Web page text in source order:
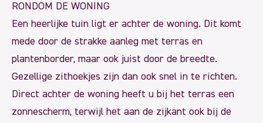
RONDOM DE WONING
Een heerlijke tuin ligt er achter de woning. Dit komt
mede door de strakke aanleg met terras en
plantenborder, maar ook juist door de breedte.
Gezellige zithoekjes zijn dan ook snel in te richten.
Direct achter de woning heeft u bij het terras een
zonnescherm, terwijl het aan de zijkant ook bij de